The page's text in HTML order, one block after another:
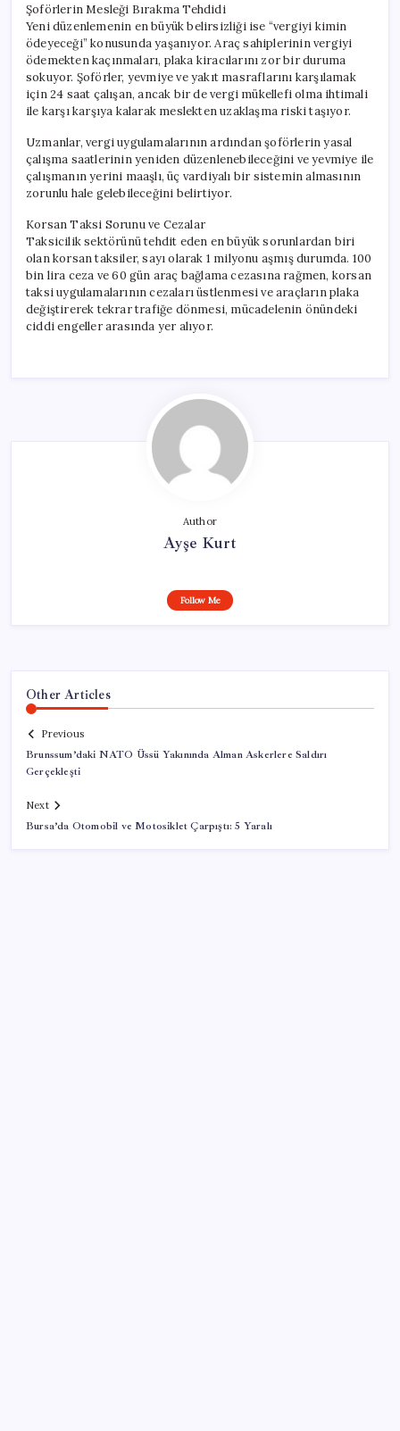
Şoförlerin Mesleği Bırakma Tehdidi
Yeni düzenlemenin en büyük belirsizliği ise “vergiyi kimin
ödeyeceği” konusunda yaşanıyor. Araç sahiplerinin vergiyi
ödemekten kaçınmaları, plaka kiracılarını zor bir duruma
sokuyor. Şoförler, yevmiye ve yakıt masraflarını karşılamak
için 24 saat çalışan, ancak bir de vergi mükellefi olma ihtimali
ile karşı karşıya kalarak meslekten uzaklaşma riski taşıyor.
Uzmanlar, vergi uygulamalarının ardından şoförlerin yasal
çalışma saatlerinin yeniden düzenlenebileceğini ve yevmiye ile
çalışmanın yerini maaşlı, üç vardiyalı bir sistemin almasının
zorunlu hale gelebileceğini belirtiyor.
Korsan Taksi Sorunu ve Cezalar
Taksicilik sektörünü tehdit eden en büyük sorunlardan biri
olan korsan taksiler, sayı olarak 1 milyonu aşmış durumda. 100
bin lira ceza ve 60 gün araç bağlama cezasına rağmen, korsan
taksi uygulamalarının cezaları üstlenmesi ve araçların plaka
değiştirerek tekrar trafiğe dönmesi, mücadelenin önündeki
ciddi engeller arasında yer alıyor.
Author
Ayşe Kurt
Follow Me
Other Articles
Previous
Brunssum’daki NATO Üssü Yakınında Alman Askerlere Saldırı
Gerçekleşti
Next
Bursa’da Otomobil ve Motosiklet Çarpıştı: 5 Yaralı